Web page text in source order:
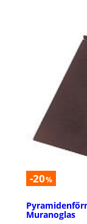
-20%
Muranoglas